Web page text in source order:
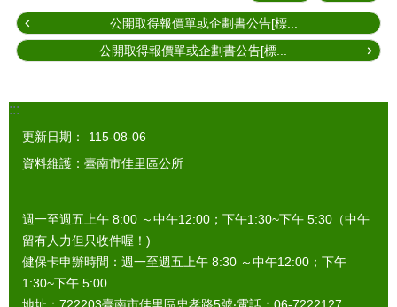
公開取得報價單或企劃書公告[標...
公開取得報價單或企劃書公告[標...
:::
更新日期：
115-08-06
資料維護：臺南市佳里區公所
週一至週五上午 8:00 ～中午12:00；下午1:30~下午 5:30（中午
留有人力但只收件喔！)
健保卡申辦時間：週一至週五上午 8:30 ～中午12:00；下午
1:30~下午 5:00
地址：722203臺南市佳里區忠孝路5號‧電話：06-7222127